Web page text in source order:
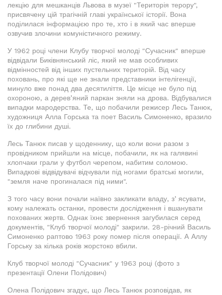
лекцію для мешканців Львова в музеї "Територія терору",
присвячену цій трагічній главі української історії. Вона
поділилася інформацією про те, хто і в який час вперше
озвучив злочини комуністичного режиму.
У 1962 році члени Клубу творчої молоді "Сучасник" вперше
відвідали Биківнянський ліс, який не мав особливих
відмінностей від інших пустельних територій. Від часу
поховань, про які ще не знали представники інтелігенції,
минуло вже понад два десятиліття. Це місце не було під
охороною, а дерев’яний паркан зняли на дрова. Відбувалися
випадки мародерства. Те, що побачили режисер Лесь Танюк,
художниця Алла Горська та поет Василь Симоненко, вразило
їх до глибини душі.
Лесь Танюк писав у щоденнику, що коли вони разом з
провідником прийшли на місце, побачили, як на галявині
хлопчаки грали у футбол черепом, набитим соломою.
Випадкові відвідувачі відчували під ногами братські могили,
"земля наче прогиналася під ними".
З того часу вони почали наївно закликати владу, зʼясувати,
кому належать останки, провести дослідження і вшанувати
похованих жертв. Однак їхнє звернення загубилася серед
документів, "Клуб творчої молоді" закрили. 28-річний Василь
Симоненко раптово 1963 року помер після операції. А Аллу
Горську за кілька років жорстоко вбили.
Клуб творчої молоді "Сучасник" у 1963 році (фото з
презентації Олени Полідович)
Олена Полідович згадує, що Лесь Танюк розповідав, як